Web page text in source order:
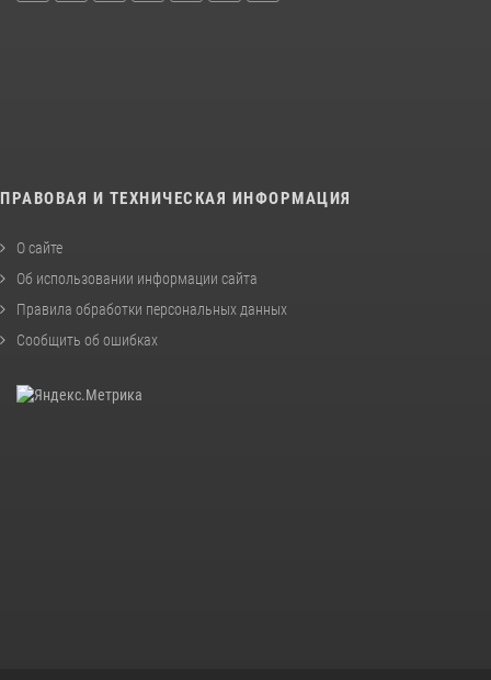
ПРАВОВАЯ И ТЕХНИЧЕСКАЯ ИНФОРМАЦИЯ
О сайте
Об использовании информации сайта
Правила обработки персональных данных
Сообщить об ошибках